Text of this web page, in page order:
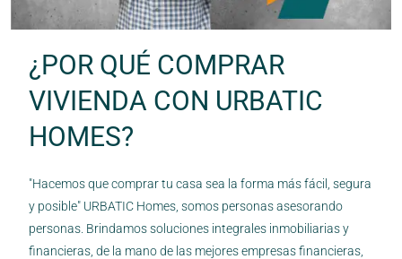
¿POR QUÉ COMPRAR
VIVIENDA CON URBATIC
HOMES?
"Hacemos que comprar tu casa sea la forma más fácil, segura
y posible" URBATIC Homes, somos personas asesorando
personas. Brindamos soluciones integrales inmobiliarias y
financieras, de la mano de las mejores empresas financieras,